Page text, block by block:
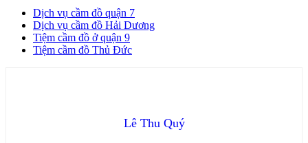
Dịch vụ cầm đồ quận 7
Dịch vụ cầm đồ Hải Dương
Tiệm cầm đồ ở quận 9
Tiệm cầm đồ Thủ Đức
Lê Thu Quý